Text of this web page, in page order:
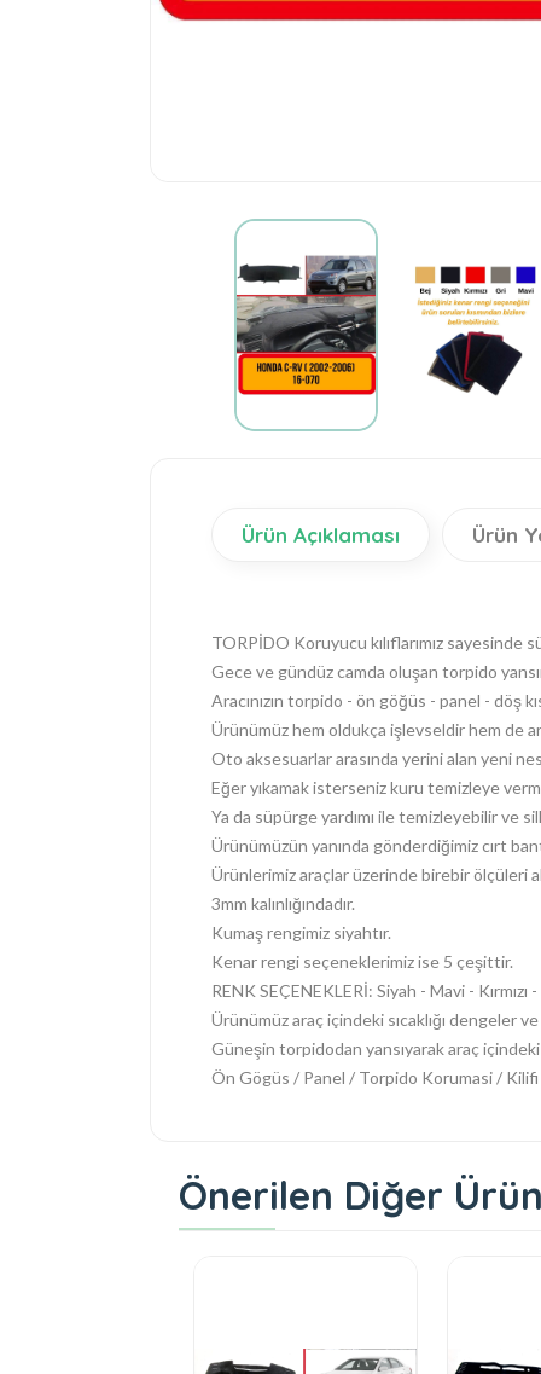
Ürün Açıklaması Ürün
TORPİDO Koruyucu kılıflarımız sayesinde
Gece ve gündüz camda oluşan torpido
Aracınızın torpido - ön göğüs - panel - döş
Ürünümüz hem oldukça işlevseldir hem de
Oto aksesuarlar arasında yerini alan yeni
Eğer yıkamak isterseniz kuru temizleye
Ya da süpürge yardımı ile temizleyebilir ve
Ürünümüzün yanında gönderdiğimiz cırt
Ürünlerimiz araçlar üzerinde birebir ölçüleri
3mm kalınlığındadır.
Kumaş rengimiz siyahtır.
Kenar rengi seçeneklerimiz ise 5 çeşittir.
RENK SEÇENEKLERİ: Siyah - Mavi - Kırmızı
Ürünümüz araç içindeki sıcaklığı dengeler ve
Güneşin torpidodan yansıyarak araç
Ön Gögüs / Panel / Torpido Korumasi /
Önerilen Diğer